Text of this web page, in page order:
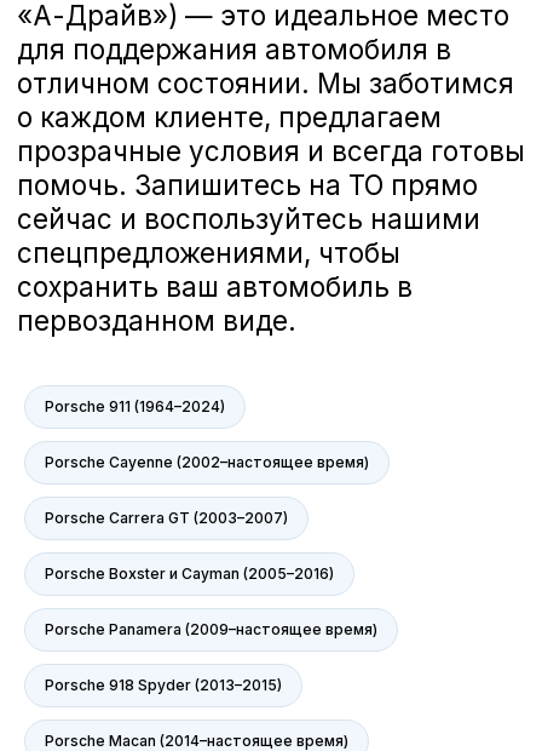
Porsche 911 (1964–2024)
Porsche Cayenne (2002–настоящее время)
Porsche Carrera GT (2003–2007)
Porsche Boxster и Cayman (2005–2016)
Porsche Panamera (2009–настоящее время)
Porsche 918 Spyder (2013–2015)
Porsche Macan (2014–настоящее время)